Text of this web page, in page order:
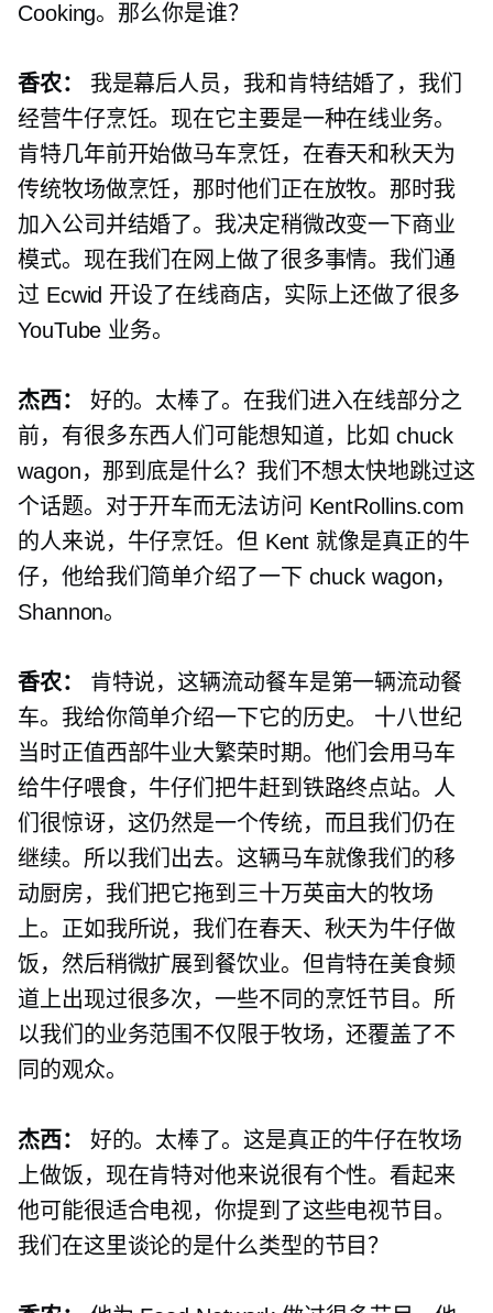
Cooking。那么你是谁？
香农：
我是幕后人员，我和肯特结婚了，我们
经营牛仔烹饪。现在它主要是一种在线业务。
肯特几年前开始做马车烹饪，在春天和秋天为
传统牧场做烹饪，那时他们正在放牧。那时我
加入公司并结婚了。我决定稍微改变一下商业
模式。现在我们在网上做了很多事情。我们通
过 Ecwid 开设了在线商店，实际上还做了很多
YouTube 业务。
杰西：
好的。太棒了。在我们进入在线部分之
前，有很多东西人们可能想知道，比如 chuck
wagon，那到底是什么？我们不想太快地跳过这
个话题。对于开车而无法访问 KentRollins.com
的人来说，牛仔烹饪。但 Kent 就像是真正的牛
仔，他给我们简单介绍了一下 chuck wagon，
Shannon。
香农：
肯特说，这辆流动餐车是第一辆流动餐
车。我给你简单介绍一下它的历史。 十八世纪
当时正值西部牛业大繁荣时期。他们会用马车
给牛仔喂食，牛仔们把牛赶到铁路终点站。人
们很惊讶，这仍然是一个传统，而且我们仍在
继续。所以我们出去。这辆马车就像我们的移
动厨房，我们把它拖到三十万英亩大的牧场
上。正如我所说，我们在春天、秋天为牛仔做
饭，然后稍微扩展到餐饮业。但肯特在美食频
道上出现过很多次，一些不同的烹饪节目。所
以我们的业务范围不仅限于牧场，还覆盖了不
同的观众。
杰西：
好的。太棒了。这是真正的牛仔在牧场
上做饭，现在肯特对他来说很有个性。看起来
他可能很适合电视，你提到了这些电视节目。
我们在这里谈论的是什么类型的节目？